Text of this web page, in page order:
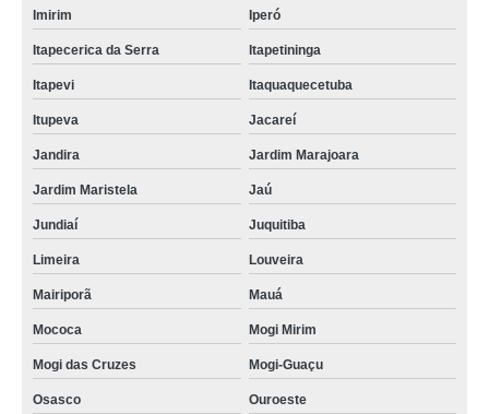
Imirim Iperó
Itapecerica da Serra Itapetininga
Itapevi Itaquaquecetuba
Itupeva Jacareí
Jandira Jardim Marajoara
Jardim Maristela Jaú
Jundiaí Juquitiba
Limeira Louveira
Mairiporã Mauá
Mococa Mogi Mirim
Mogi das Cruzes Mogi-Guaçu
Osasco Ouroeste